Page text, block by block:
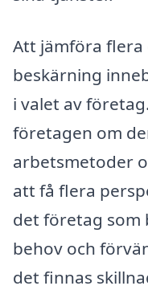
Att jämföra
beskärning
i valet av
företagen om
arbetsmetoder
att få flera
det företag som
behov och
det finnas